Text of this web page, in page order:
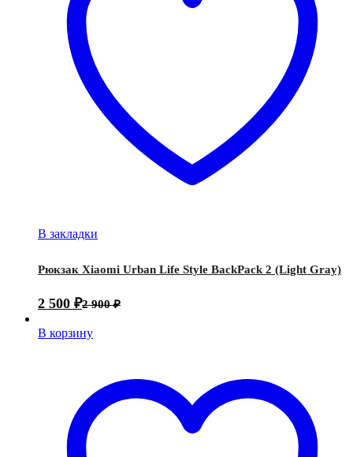
В закладки
Рюкзак Xiaomi Urban Life Style BackPack 2 (Light Gray)
2 500 ₽2 900₽
В корзину